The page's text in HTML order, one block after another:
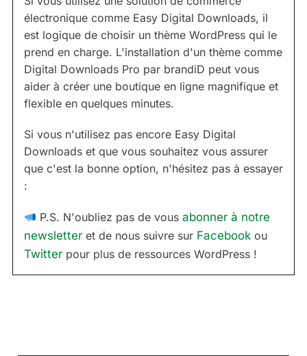
électronique comme Easy Digital Downloads, il
est logique de choisir un thème WordPress qui le
prend en charge. L'installation d'un thème comme
Digital Downloads Pro par brandiD peut vous
aider à créer une boutique en ligne magnifique et
flexible en quelques minutes.
Si vous n'utilisez pas encore Easy Digital
Downloads et que vous souhaitez vous assurer
que c'est la bonne option, n'hésitez pas à essayer
:
P.S. N'oubliez pas de vousabonner à notre
newsletter et de nous suivre sur Facebook ou
Twitter pour plus de ressources WordPress !